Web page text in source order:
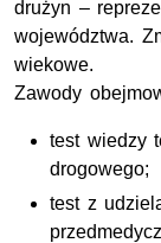
drużyn –
województwa.
wiekowe.
Zawody
test wiedzy
drogowego;
test z